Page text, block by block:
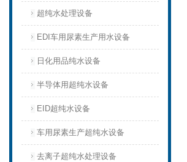
超纯水处理设备
EDI车用尿素生产用水设备
日化用品纯水设备
半导体用超纯水设备
EID超纯水设备
车用尿素生产超纯水设备
去离子超纯水处理设备